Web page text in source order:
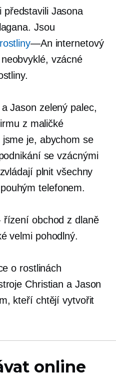
představili Jasona
Jsou
—An internetový
vzácné
Jason zelený palec,
z maličké
je, abychom se
se vzácnými
plnit všechny
telefonem.
řízení obchod z dlaně
velmi pohodlný.
o rostlinách
Christian a Jason
kteří chtějí vytvořit
online